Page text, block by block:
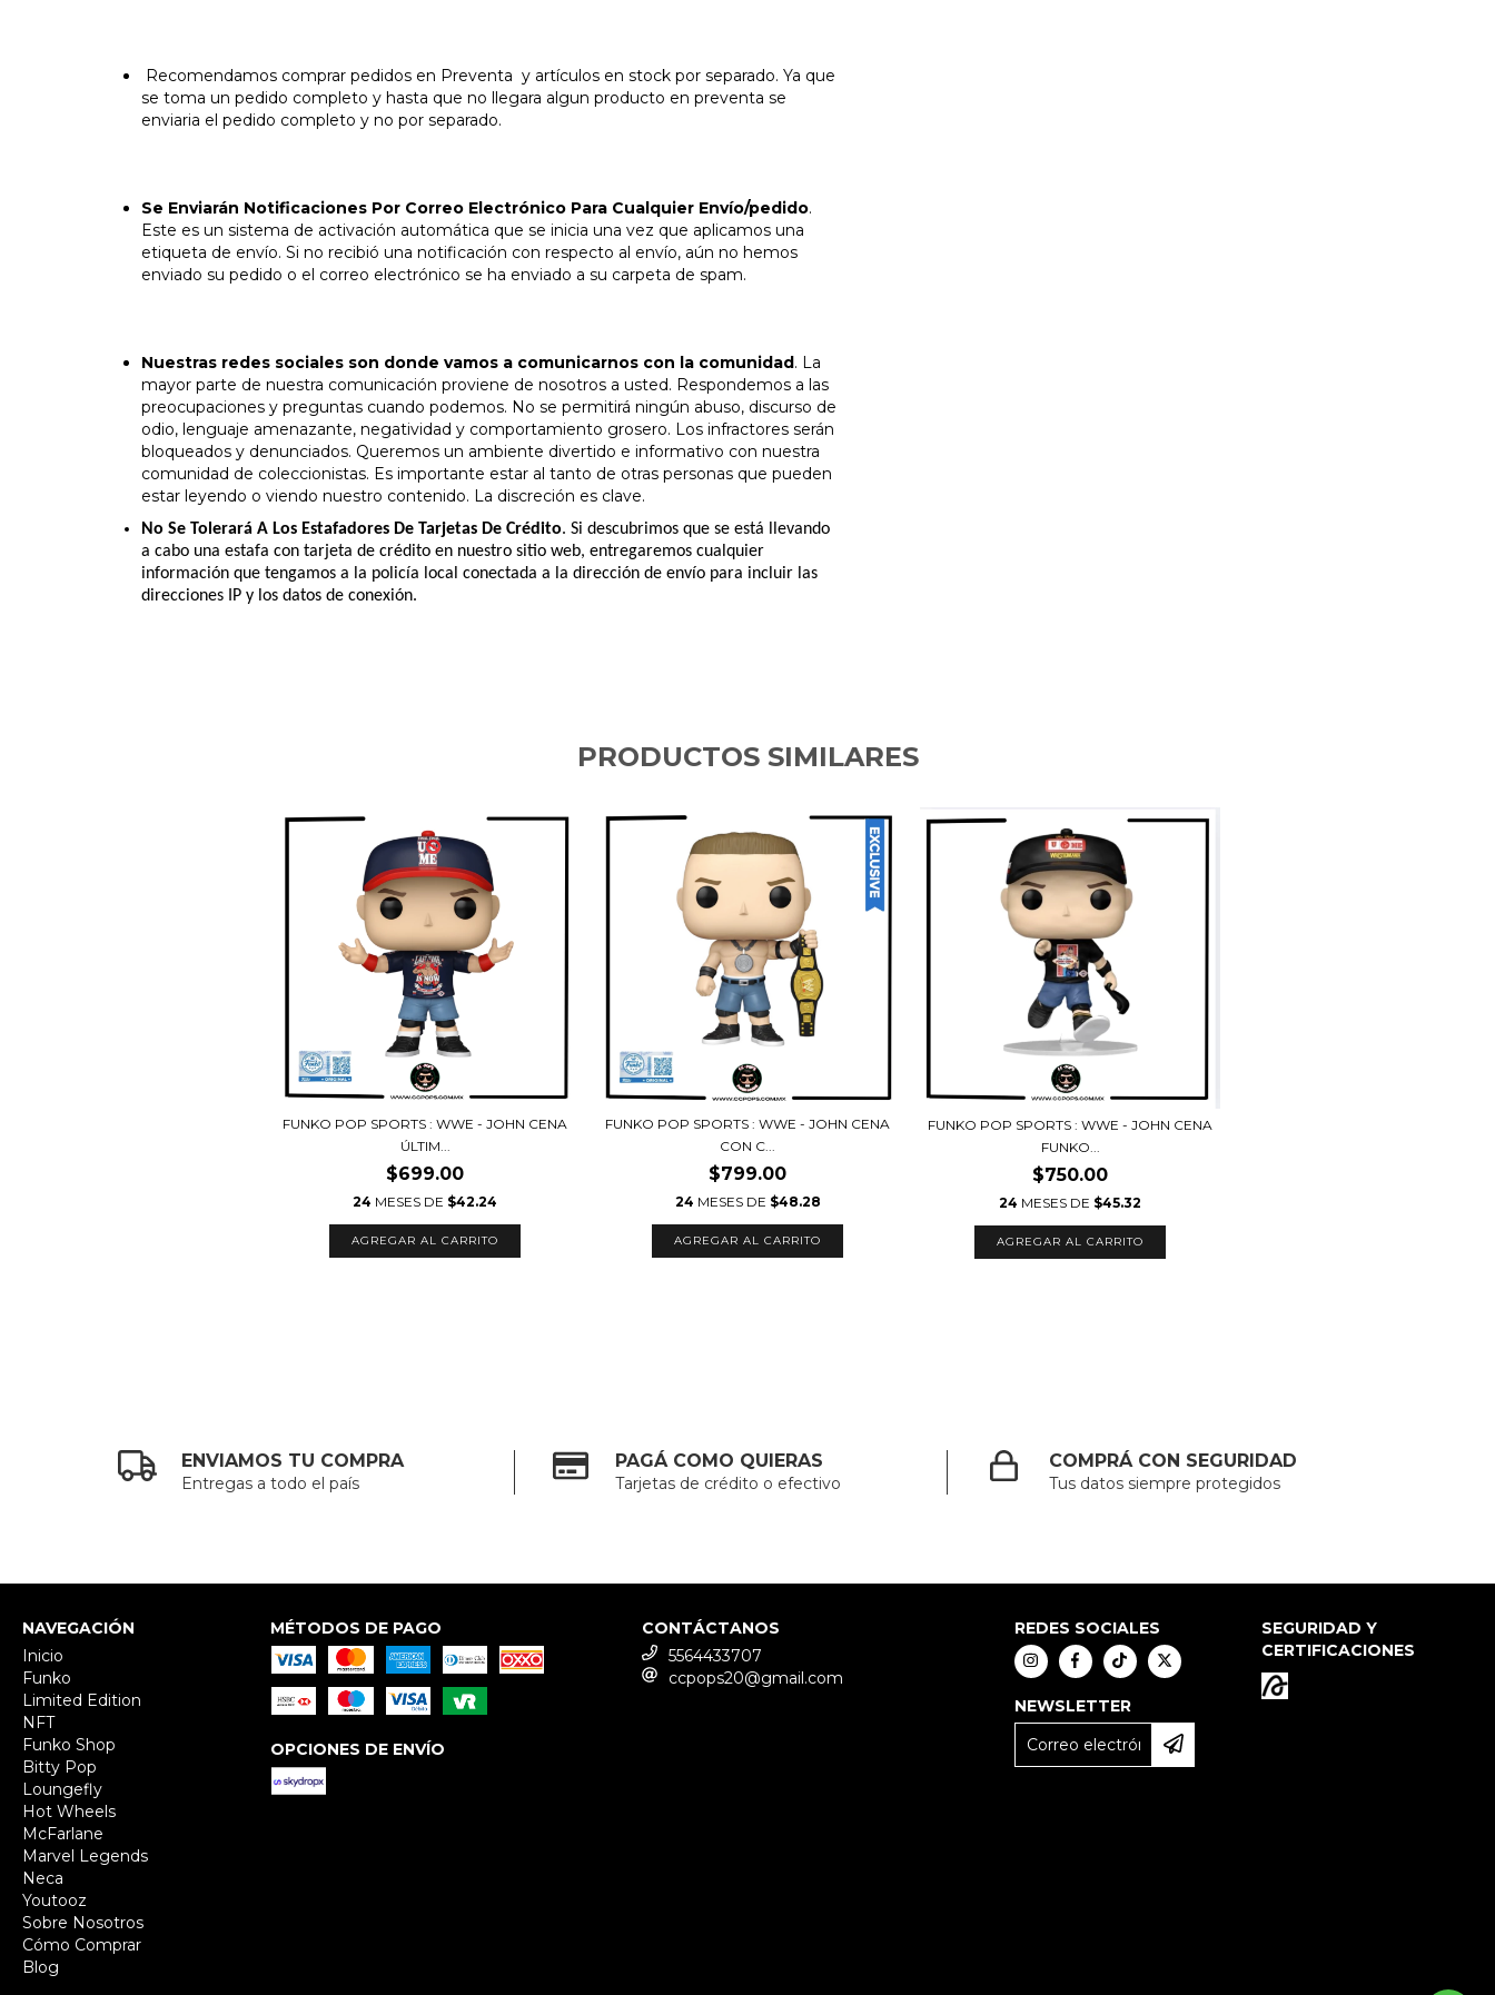
Recomendamos comprar pedidos en Preventa y artículos en stock por separado. Ya que
se toma un pedido completo y hasta que no llegara algun producto en preventa se
enviaria el pedido completo y no por separado.
Se Enviarán Notificaciones Por Correo Electrónico Para Cualquier Envío/pedido.
Este es un sistema de activación automática que se inicia una vez que aplicamos una
etiqueta de envío. Si no recibió una notificación con respecto al envío, aún no hemos
enviado su pedido o el correo electrónico se ha enviado a su carpeta de spam.
Nuestras redes sociales son donde vamos a comunicarnos con la comunidad. La
mayor parte de nuestra comunicación proviene de nosotros a usted. Respondemos a las
preocupaciones y preguntas cuando podemos. No se permitirá ningún abuso, discurso de
odio, lenguaje amenazante, negatividad y comportamiento grosero. Los infractores serán
bloqueados y denunciados. Queremos un ambiente divertido e informativo con nuestra
comunidad de coleccionistas. Es importante estar al tanto de otras personas que pueden
estar leyendo o viendo nuestro contenido. La discreción es clave.
No Se Tolerará A Los Estafadores De Tarjetas De Crédito. Si descubrimos que se está llevando
a cabo una estafa con tarjeta de crédito en nuestro sitio web, entregaremos cualquier
información que tengamos a la policía local conectada a la dirección de envío para incluir las
direcciones IP y los datos de conexión.
PRODUCTOS SIMILARES
FUNKO POP SPORTS : WWE - JOHN CENA
ÚLTIM...
$699.00
24 MESES DE $42.24
FUNKO POP SPORTS : WWE - JOHN CENA
CON C...
$799.00
24 MESES DE $48.28
FUNKO POP SPORTS : WWE - JOHN CENA
FUNKO...
$750.00
24 MESES DE $45.32
ENVIAMOS TU COMPRA
Entregas a todo el país
PAGÁ COMO QUIERAS
Tarjetas de crédito o efectivo
COMPRÁ CON SEGURIDAD
Tus datos siempre protegidos
NAVEGACIÓN
Inicio
Funko
Limited Edition
NFT
Funko Shop
Bitty Pop
Loungefly
Hot Wheels
McFarlane
Marvel Legends
Neca
Youtooz
Sobre Nosotros
Cómo Comprar
Blog
MÉTODOS DE PAGO
OPCIONES DE ENVÍO
CONTÁCTANOS
5564433707
ccpops20@gmail.com
REDES SOCIALES
NEWSLETTER
SEGURIDAD Y
CERTIFICACIONES